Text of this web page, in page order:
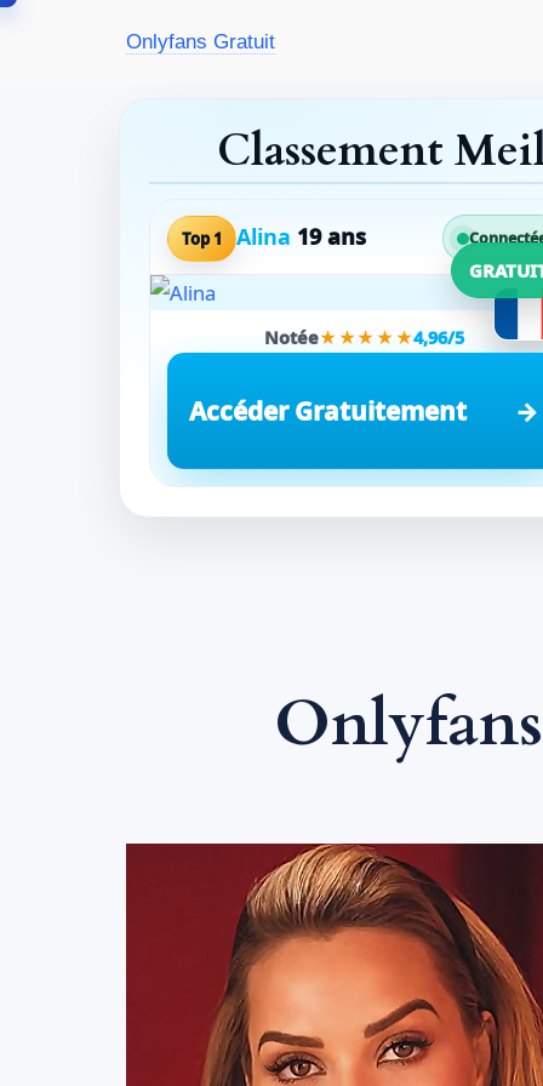
Onlyfans Gratuit
Classement
Top 1 Alina 19 ans
Notée★★★★★4,96/5
Accéder Gratuitement